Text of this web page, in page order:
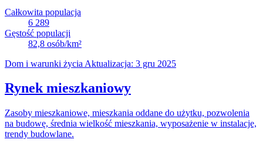
Całkowita populacja
6 289
Gęstość populacji
82,8 osób/km²
Dom i warunki życia Aktualizacja: 3 gru 2025
Rynek mieszkaniowy
Zasoby mieszkaniowe, mieszkania oddane do użytku, pozwolenia
na budowę, średnia wielkość mieszkania, wyposażenie w instalacje,
trendy budowlane.